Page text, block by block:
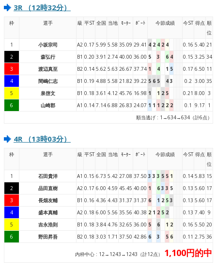
3R （12時32分）
枠 選手 級 平ST 全国 当地 ﾓｰﾀｰ ﾎﾞｰﾄ 今節成績 今ST 得点 順
位
1
小坂宗司 A2 0.17 5.99 5.58 35.09 29.41 4 2 4 2 4 0.16 5.40 21
2
森弘行 B1 0.20 3.91 2.74 40.00 36.00 5 3 6 4 0.15 3.25 34
3
渡辺真至 B2 0.14 5.62 5.63 26.67 37.74 1 4 1 5 0.17 6.50 11
4
間嶋仁志 B1 0.19 4.88 5.58 21.82 39.22 5 6 5 4 3 0.2 3.00 35
5
泉啓文 B1 0.18 3.61 4.12 45.76 16.98 1 1 2 5 0.21 8.00 3
6
山崎郡 A1 0.14 7.14 6.88 26.83 24.07 1 1 1 2 2 2 0.1 9.17 1
順当逃げ : 1→634→634（計6点）
4R （13時03分）
枠 選手 級 平ST 全国 当地 ﾓｰﾀｰ ﾎﾞｰﾄ 今節成績 今ST 得点 順
位
1
石田貴洋 A1 0.15 6.73 5.42 27.08 37.50 3 3 3 5 5 1 0.14 5.83 15
2
品田直樹 A2 0.17 6.00 4.59 45.45 40.00 1 6 3 3 5 0.13 5.60 17
3
長畑友輔 B1 0.16 4.36 4.43 31.37 31.37 6 1 2 5 3 0.13 5.60 17
4
盛本真輔 A2 0.18 6.00 5.56 35.56 40.38 2 1 2 5 2 0.13 7.40 9
5
吉永浩則 B1 0.18 3.84 4.76 32.65 36.00 5 6 1 2 0.16 5.50 20
6
野田昇吾 B2 0.18 3.03 1.71 37.50 42.86 6 3 5 6 0.11 2.75 36
内枠中心 : 12→1243→1243（計12点） 1,100円的中